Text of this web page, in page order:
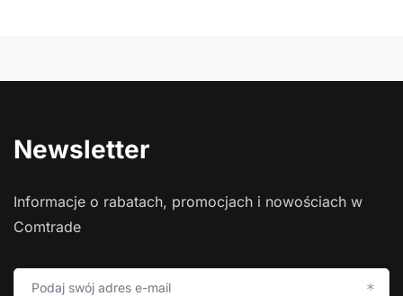
Newsletter
Informacje o rabatach, promocjach i nowościach w
Comtrade
Podaj swój adres e-mail